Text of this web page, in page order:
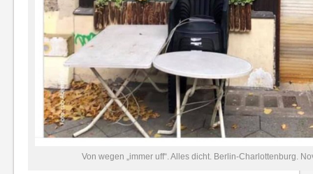
Von wegen „immer uff“. Alles dicht. Berlin-Charlottenburg.